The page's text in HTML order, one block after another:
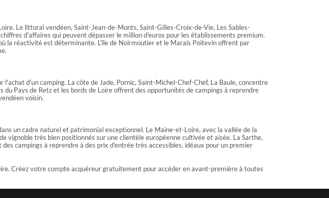
Le littoral vendéen, Saint-Jean-de-Monts, Saint-Gilles-Croix-de-Vie, Les Sables-
d'affaires qui peuvent dépasser le million d'euros pour les établissements premium.
la réactivité est déterminante. L'île de Noirmoutier et le Marais Poitevin offrent par
d'un camping. La côte de Jade, Pornic, Saint-Michel-Chef-Chef, La Baule, concentre
Pays de Retz et les bords de Loire offrent des opportunités de campings à reprendre
voisin.
un cadre naturel et patrimonial exceptionnel. Le Maine-et-Loire, avec la vallée de la
vignoble très bien positionnés sur une clientèle européenne cultivée et aisée. La Sarthe,
campings à reprendre à des prix d'entrée très accessibles, idéaux pour un premier
Créez votre compte acquéreur gratuitement pour accéder en avant-première à toutes